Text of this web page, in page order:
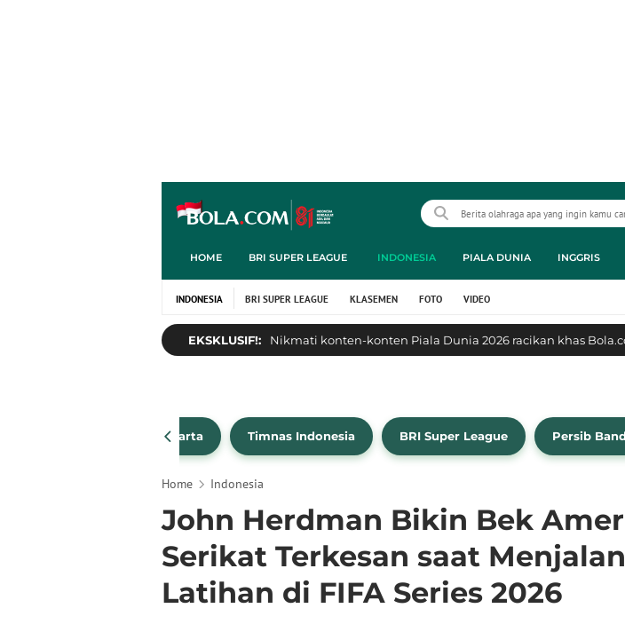
HOME BRI SUPER LEAGUE INDONESIA PIALA DUNIA INGGRIS
INDONESIA BRI SUPER LEAGUE KLASEMEN FOTO VIDEO
EKSKLUSIF!: Nikmati konten-konten Piala Dunia 2026 racikan khas
Persija Jakarta Timnas Indonesia BRI Super League Persib
Home Indonesia
John Herdman Bikin Bek
Serikat Terkesan saat
Latihan di FIFA Series 2026